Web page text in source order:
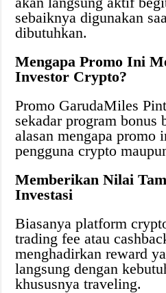
sebaiknya digunakan
dibutuhkan.
Mengapa Promo Ini
Investor Crypto?
Promo GarudaMiles
sekadar program bonus
alasan mengapa promo
pengguna crypto
Memberikan Nilai
Investasi
Biasanya platform
trading fee atau
menghadirkan reward
langsung dengan
khususnya traveling.